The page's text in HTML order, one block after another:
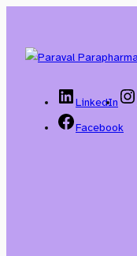
LinkedIn
Facebook